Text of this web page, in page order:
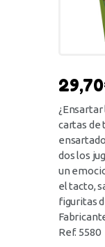
29,70
cartas de
dos los
un
el tacto,
figuritas
Ref. 5580